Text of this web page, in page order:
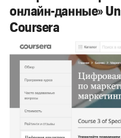
онлайн-данные»
Coursera